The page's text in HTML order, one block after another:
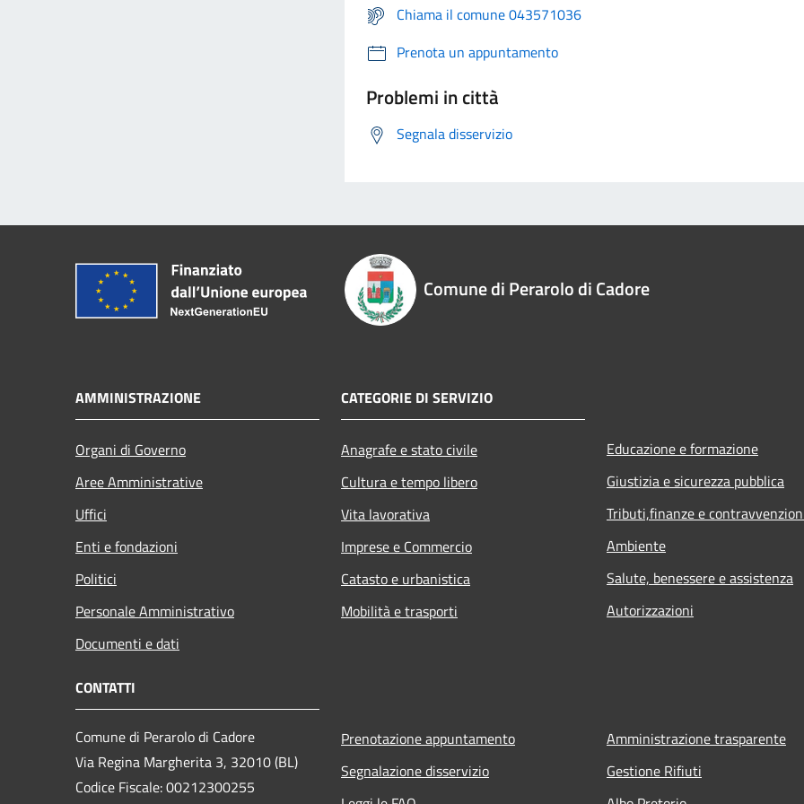
Chiama il comune 043571036
Prenota un appuntamento
Problemi in città
Segnala disservizio
Comune di Perarolo di Cadore
AMMINISTRAZIONE
Organi di Governo
Aree Amministrative
Uffici
Enti e fondazioni
Politici
Personale Amministrativo
Documenti e dati
CATEGORIE DI SERVIZIO
Anagrafe e stato civile
Cultura e tempo libero
Vita lavorativa
Imprese e Commercio
Catasto e urbanistica
Mobilità e trasporti
Educazione e formazione
Giustizia e sicurezza pubblica
Tributi,finanze e
Ambiente
Salute, benessere e assistenza
Autorizzazioni
CONTATTI
Comune di Perarolo di Cadore
Via Regina Margherita 3, 32010 (BL)
Codice Fiscale: 00212300255
Prenotazione appuntamento
Segnalazione disservizio
Amministrazione trasparente
Gestione Rifiuti